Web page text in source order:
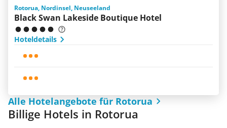
Rotorua, Nordinsel, Neuseeland
Black Swan Lakeside Boutique Hotel
Hoteldetails
Alle Hotelangebote für Rotorua
Billige Hotels in Rotorua